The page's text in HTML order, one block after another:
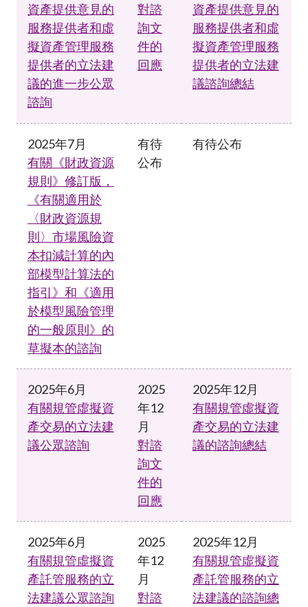
資產提供意見的
服務提供者和虛
擬資產管理服務
提供者的立法建
議的進一步公眾
諮詢
對諮
詢文
件的
回應
資產提供意見的
服務提供者和虛
擬資產管理服務
提供者的立法建
議諮詢總結
2025年7月
有關《財政資源
規則》修訂版，
《有關適用於
〈財政資源規
則〉市場風險資
本扣減計算的內
部模型計算法的
指引》和《適用
於模型風險管理
的一般原則》的
草擬本的諮詢
有待
公布
有待公布
2025年6月
有關規管虛擬資
產交易的立法建
議公眾諮詢
2025
年12
月
對諮
詢文
件的
回應
2025年12月
有關規管虛擬資
產交易的立法建
議的諮詢總結
2025年6月
有關規管虛擬資
產託管服務的立
法建議公眾諮詢
2025
年12
月
對諮
2025年12月
有關規管虛擬資
產託管服務的立
法建議的諮詢總